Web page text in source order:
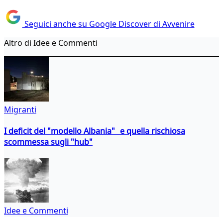
Seguici anche su Google Discover di Avvenire
Altro di Idee e Commenti
Migranti
I deficit del "modello Albania" e quella rischiosa
scommessa sugli "hub"
Idee e Commenti